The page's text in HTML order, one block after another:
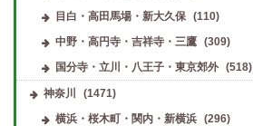
目白・高田馬場・新大久保
(110)
中野・高円寺・吉祥寺・三鷹
(309)
国分寺・立川・八王子・東京郊外
(518)
神奈川
(1471)
横浜・桜木町・関内・新横浜
(296)